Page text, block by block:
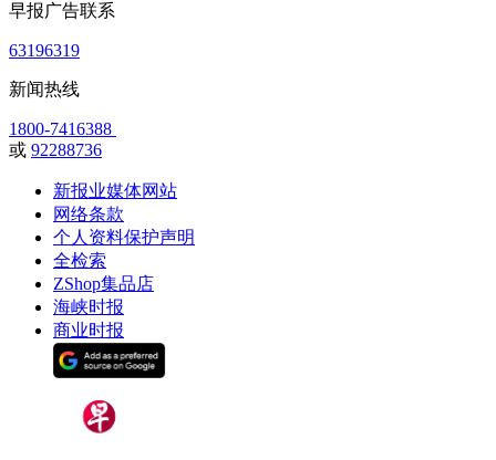
早报广告联系
63196319
新闻热线
1800-7416388
或 92288736
新报业媒体网站
网络条款
个人资料保护声明
全检索
ZShop集品店
海峡时报
商业时报